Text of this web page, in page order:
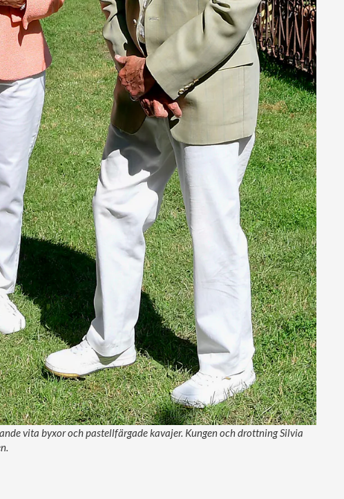
vita byxor och pastellfärgade kavajer. Kungen och drottning Silvia